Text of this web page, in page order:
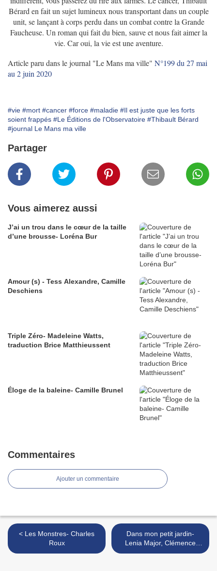
Bérard en fait un sujet lumineux nous transportant dans un couple
unit, se lançant à corps perdu dans un combat contre la Grande
Faucheuse. Un roman qui fait du bien, sauve et nous fait aimer la
vie. Car oui, la vie est une aventure.
Article paru dans le journal "Le Mans ma ville" N°199 du 27 mai
au 2 juin 2020
#vie #mort #cancer #force #maladie #Il est juste que les forts
soient frappés #Le Éditions de l'Observatoire #Thibault Bérard
#journal Le Mans ma ville
Partager
Vous aimerez aussi
J’ai un trou dans le cœur de la taille
d’une brousse- Loréna Bur
Amour (s) - Tess Alexandre, Camille
Deschiens
Triple Zéro- Madeleine Watts,
traduction Brice Matthieussent
Éloge de la baleine- Camille Brunel
Commentaires
Ajouter un commentaire
< Les Monstres- Charles
Roux
Dans mon petit jardin-
Lenia Major, Clémence
Pollet >